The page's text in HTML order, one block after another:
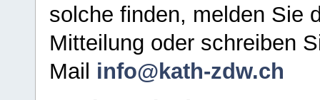
solche finden, melden Sie
Mitteilung oder schreiben
Mail info@kath-zdw.ch